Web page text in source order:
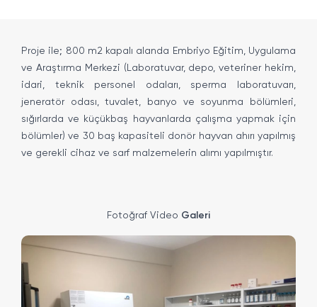
Proje ile; 800 m2 kapalı alanda Embriyo Eğitim, Uygulama
ve Araştırma Merkezi (Laboratuvar, depo, veteriner hekim,
idari, teknik personel odaları, sperma laboratuvarı,
jeneratör odası, tuvalet, banyo ve soyunma bölümleri,
sığırlarda ve küçükbaş hayvanlarda çalışma yapmak için
bölümler) ve 30 baş kapasiteli donör hayvan ahırı yapılmış
ve gerekli cihaz ve sarf malzemelerin alımı yapılmıştır.
Fotoğraf Video Galeri